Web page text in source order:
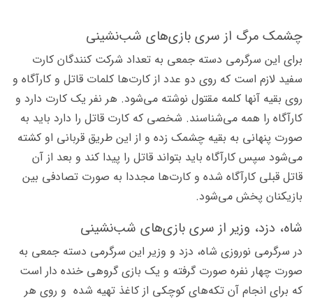
چشمک مرگ از سری بازی‌های شب‌نشینی
برای این سرگرمی دسته جمعی به تعداد شرکت کنندگان کارت
سفید لازم است که روی دو عدد از کارت‌ها کلمات قاتل و کارآگاه و
روی بقیه آنها کلمه مقتول نوشته می‌شود. هر نفر یک کارت دارد و
کارآگاه را همه می‌شناسند. شخصی که کارت قاتل را دارد باید به
صورت پنهانی به بقیه چشمک زده و از این طریق قربانی او کشته
می‌شود سپس کارآگاه باید بتواند قاتل را پیدا کند و بعد از آن
قاتل قبلی کارآگاه شده و کارت‌ها مجددا به صورت تصادفی بین
بازیکنان پخش می‌شود.
شاه، دزد، وزیر از سری بازی‌های شب‌نشینی
در سرگرمی نوروزی شاه، دزد و وزیر این سرگرمی دسته جمعی به
صورت چهار نفره صورت گرفته و یک بازی گروهی خنده دار است
که برای انجام آن تکه‌های کوچکی از کاغذ تهیه شده و روی هر